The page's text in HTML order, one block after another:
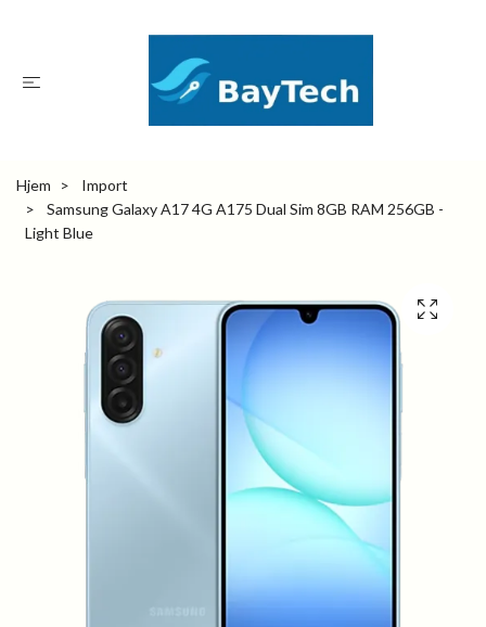
Hjem
Import
Samsung Galaxy A17 4G A175 Dual Sim 8GB RAM 256GB -
Light Blue